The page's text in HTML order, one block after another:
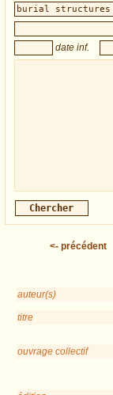
date inf.
<- précédent
auteur(s)
titre
ouvrage collectif